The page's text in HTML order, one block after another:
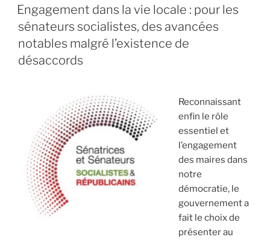
aider
les
collectivités
à
contre
la
Bactérie
Xylella
fastidiosa
»
LE
Engagement dans la vie locale : pour les
sénateurs socialistes, des avancées
notables malgré l’existence de
désaccords
Reconnaissant
enfin le rôle
essentiel et
l’engagement
des maires dans
notre
démocratie, le
gouvernement a
fait le choix de
présenter au